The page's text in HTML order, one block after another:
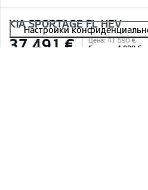
KIA SPORTAGE FL HEV
37 491 € Цена: 41 590 €
Скидка: 4 099 €